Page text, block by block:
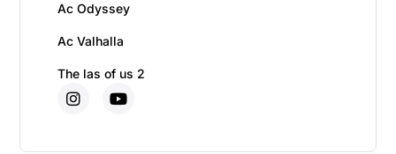
Ac Odyssey
Ac Valhalla
The las of us 2